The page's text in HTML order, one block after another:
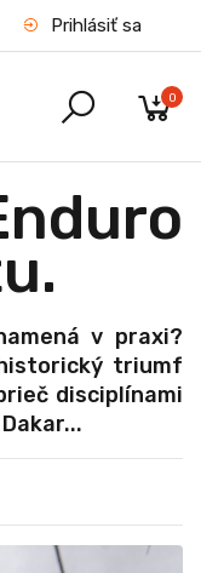
Prihlásiť sa
0
v praxi?
triumf
disciplínami